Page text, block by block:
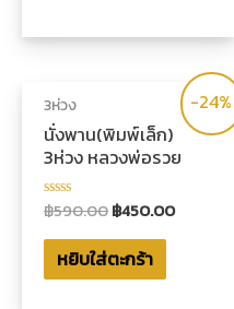
-24%
3ห่วง
นั่งพาน(พิมพ์เล็ก)
3ห่วง หลวงพ่อรวย
ให้
0
ตั้งแต่
5
฿590.00฿450.00
หยิบใส่ตะกร้า